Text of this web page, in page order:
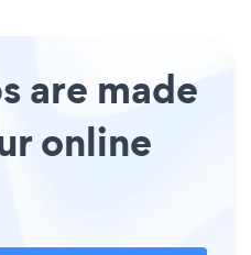
are made
online